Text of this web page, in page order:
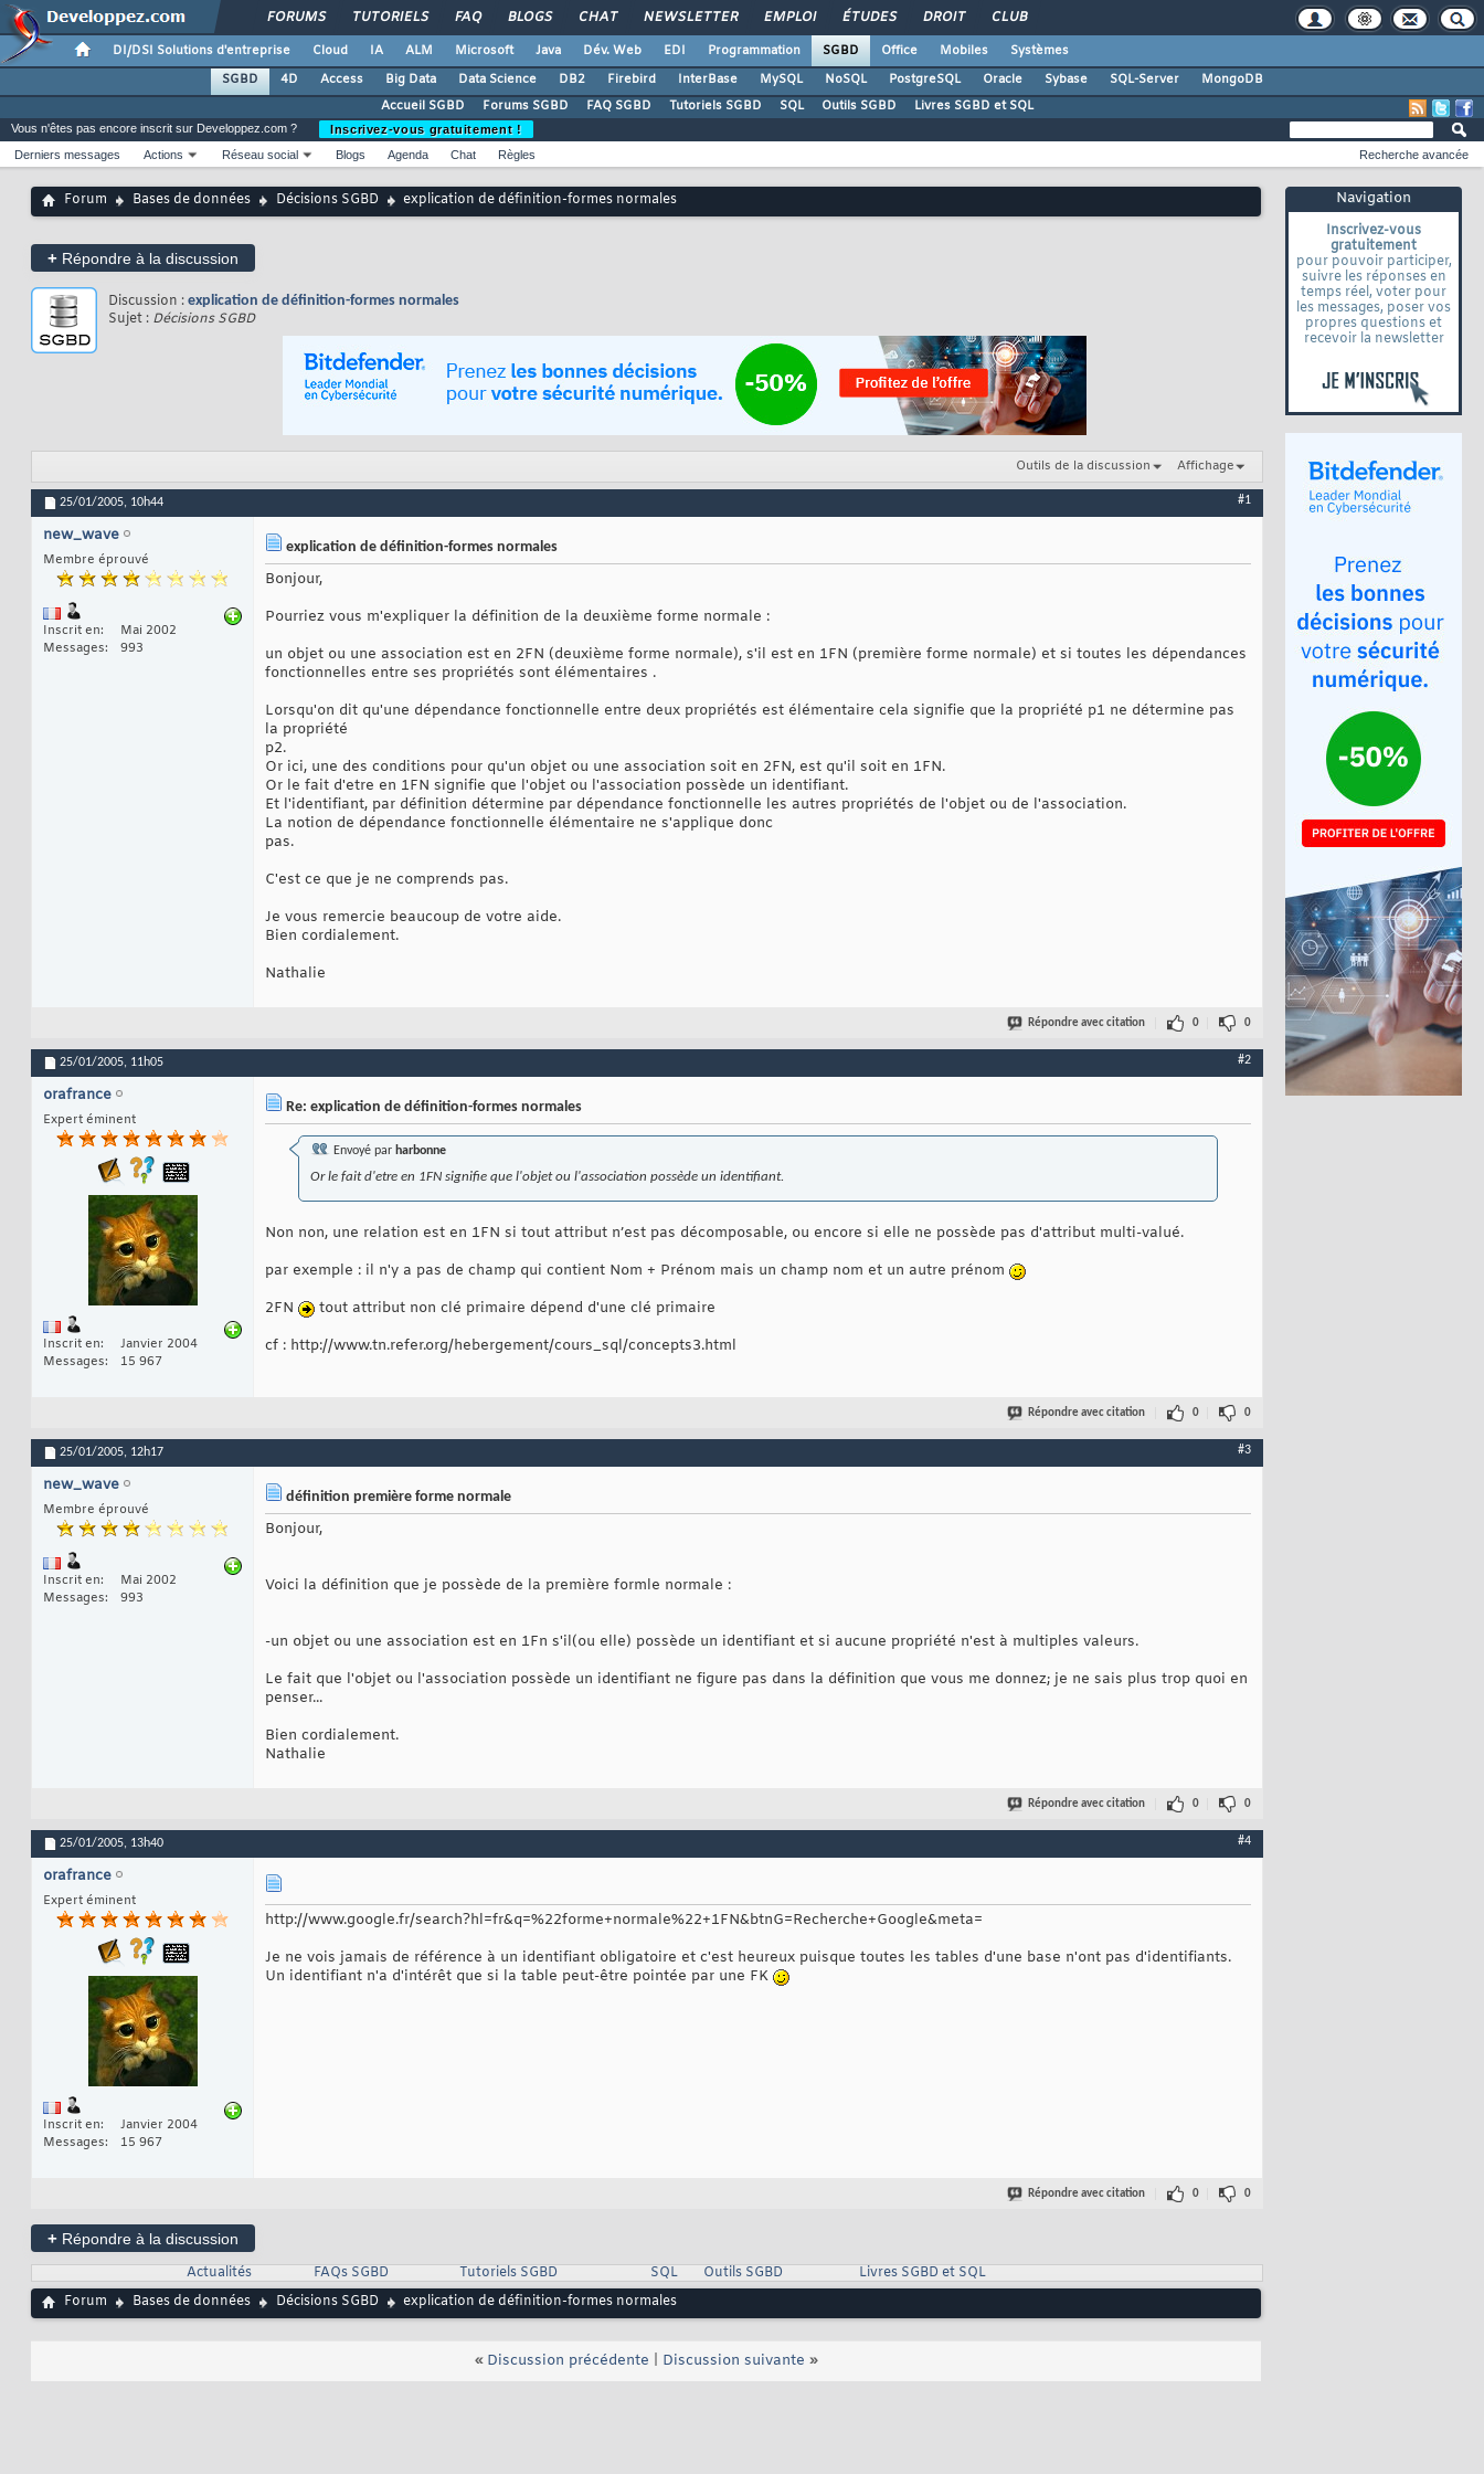
FORUMS TUTORIELS FAQ BLOGS CHAT NEWSLETTER EMPLOI ÉTUDES DROIT CLUB
DI/DSI Solutions d'entreprise Cloud IA ALM Microsoft Java Dév. Web EDI Programmation SGBD Office Mobiles
Systèmes
SGBD
4D Access Big Data Data Science DB2 Firebird InterBase MySQL NoSQL PostgreSQL Oracle Sybase SQL-Server
MongoDB
Accueil SGBD
Forums SGBD FAQ SGBD Tutoriels SGBD SQL Outils SGBD Livres SGBD et SQL
Navigation
Inscrivez-vous
gratuitement
pour pouvoir participer,
suivre les réponses en
temps réel, voter pour
les messages, poser vos
propres questions et
recevoir la newsletter
Vous n'êtes pas encore inscrit sur Developpez.com ?
Inscrivez-vous gratuitement !
Derniers messages
Actions Réseau social Blogs Agenda Chat Règles Recherche avancée
Forum Bases de données Décisions SGBD explication de définition-formes normales
+ Répondre à la discussion
Discussion : explication de définition-formes normales
Sujet : Décisions SGBD
Outils de la discussion Affichage
25/01/2005, 10h44 #1
new_wave
Membre éprouvé
Inscrit en
Mai 2002
Messages
993
explication de définition-formes normales
Bonjour,
Pourriez vous m'expliquer la définition de la deuxième forme normale :
un objet ou une association est en 2FN (deuxième forme normale), s'il est en 1FN (première forme normale) et si toutes les dépendances
fonctionnelles entre ses propriétés sont élémentaires .
Lorsqu'on dit qu'une dépendance fonctionnelle entre deux propriétés est élémentaire cela signifie que la propriété p1 ne détermine pas
la propriété
p2.
Or ici, une des conditions pour qu'un objet ou une association soit en 2FN, est qu'il soit en 1FN.
Or le fait d'etre en 1FN signifie que l'objet ou l'association possède un identifiant.
Et l'identifiant, par définition détermine par dépendance fonctionnelle les autres propriétés de l'objet ou de l'association.
La notion de dépendance fonctionnelle élémentaire ne s'applique donc
pas.
C'est ce que je ne comprends pas.
Je vous remercie beaucoup de votre aide.
Bien cordialement.
Nathalie
Répondre avec citation 0 0
25/01/2005, 11h05 #2
orafrance
Expert éminent
Inscrit en
Janvier 2004
Messages
15 967
Re: explication de définition-formes normales
Envoyé par harbonne
Or le fait d'etre en 1FN signifie que l'objet ou l'association possède un identifiant.
Non non, une relation est en 1FN si tout attribut n’est pas décomposable, ou encore si elle ne possède pas d'attribut multi-valué.
par exemple : il n'y a pas de champ qui contient Nom + Prénom mais un champ nom et un autre prénom
2FN
tout attribut non clé primaire dépend d'une clé primaire
cf : http://www.tn.refer.org/hebergement/cours_sql/concepts3.html
Répondre avec citation 0 0
25/01/2005, 12h17 #3
new_wave
Membre éprouvé
Inscrit en
Mai 2002
Messages
993
définition première forme normale
Bonjour,
Voici la définition que je possède de la première formle normale :
-un objet ou une association est en 1Fn s'il(ou elle) possède un identifiant et si aucune propriété n'est à multiples valeurs.
Le fait que l'objet ou l'association possède un identifiant ne figure pas dans la définition que vous me donnez; je ne sais plus trop quoi en
penser...
Bien cordialement.
Nathalie
Répondre avec citation 0 0
25/01/2005, 13h40 #4
orafrance
Expert éminent
Inscrit en
Janvier 2004
Messages
15 967
http://www.google.fr/search?hl=fr&q=%22forme+normale%22+1FN&btnG=Recherche+Google&meta=
Je ne vois jamais de référence à un identifiant obligatoire et c'est heureux puisque toutes les tables d'une base n'ont pas d'identifiants.
Un identifiant n'a d'intérêt que si la table peut-être pointée par une FK
Répondre avec citation 0 0
+ Répondre à la discussion
Actualités
FAQs SGBD Tutoriels SGBD SQL Outils SGBD
Livres SGBD et SQL
Forum
Bases de données Décisions SGBD explication de définition-formes normales
« Discussion précédente Discussion suivante »